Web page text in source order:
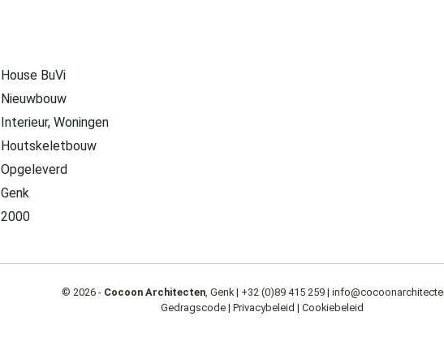
House BuVi
Nieuwbouw
Interieur, Woningen
Houtskeletbouw
Opgeleverd
Genk
2000
© 2026 - Cocoon Architecten, Genk | +32 (0)89 415 259|
Gedragscode | Privacybeleid | Cookiebeleid